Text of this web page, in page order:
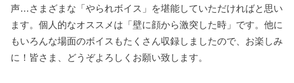
声…さまざまな「やられボイス」を堪能していただければと思い
ます。個人的なオススメは「壁に顔から激突した時」です。他に
もいろんな場面のボイスもたくさん収録しましたので、お楽しみ
に！皆さま、どうぞよろしくお願い致します。